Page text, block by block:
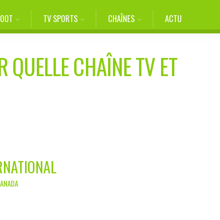
TV SPORTS CHAÎNES ACTU
QUELLE CHAÎNE TV ET